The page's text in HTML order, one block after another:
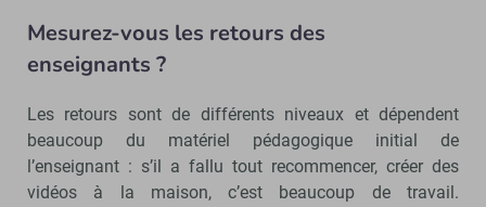
Mesurez-vous les retours des
enseignants ?
Les retours sont de différents niveaux et dépendent
beaucoup du matériel pédagogique initial de
l’enseignant : s’il a fallu tout recommencer, créer des
vidéos à la maison, c’est beaucoup de travail.